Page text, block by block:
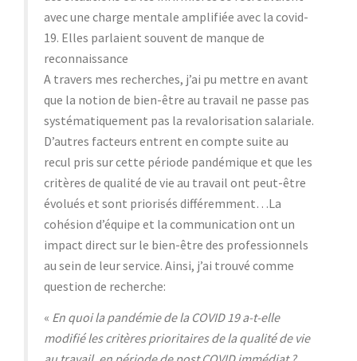
avec une charge mentale amplifiée avec la covid-
19. Elles parlaient souvent de manque de
reconnaissance
A travers mes recherches, j’ai pu mettre en avant
que la notion de bien-être au travail ne passe pas
systématiquement pas la revalorisation salariale.
D’autres facteurs entrent en compte suite au
recul pris sur cette période pandémique et que les
critères de qualité de vie au travail ont peut-être
évolués et sont priorisés différemment…La
cohésion d’équipe et la communication ont un
impact direct sur le bien-être des professionnels
au sein de leur service. Ainsi, j’ai trouvé comme
question de recherche:
« En quoi la pandémie de la COVID 19 a-t-elle
modifié les critères prioritaires de la qualité de vie